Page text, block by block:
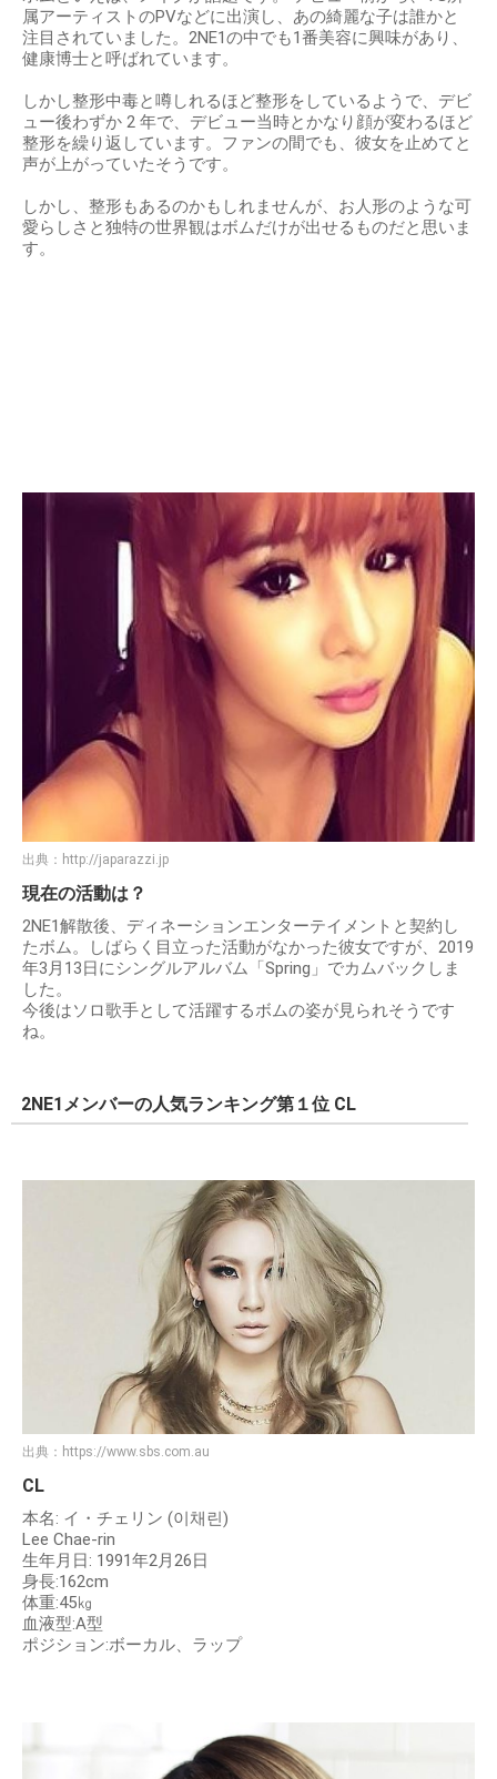
属アーティストのPVなどに出演し、あの綺麗な⼦は誰かと
注⽬されていました。2NE1の中でも1番美容に興味があり、
健康博⼠と呼ばれています。
しかし整形中毒と噂しれるほど整形をしているようで、デビ
ュー後わずか 2 年で、デビュー当時とかなり顔が変わるほど
整形を繰り返しています。ファンの間でも、彼⼥を⽌めてと
声が上がっていたそうです。
しかし、整形もあるのかもしれませんが、お⼈形のような可
愛らしさと独特の世界観はボムだけが出せるものだと思いま
す。
出典： http://japarazzi.jp
現在の活動は？
2NE1解散後、ディネーションエンターテイメントと契約し
たボム。しばらく目立った活動がなかった彼女ですが、2019
年3月13日にシングルアルバム「Spring」でカムバックしま
した。
今後はソロ歌手として活躍するボムの姿が見られそうです
ね。
2NE1メンバーの人気ランキング第１位 CL
出典： https://www.sbs.com.au
CL
本名: イ・チェリン (이채린)
Lee Chae-rin
⽣年⽉⽇: 1991年2⽉26⽇
⾝⻑:162cm
体重:45㎏
⾎液型:A型
ポジション:ボーカル、ラップ